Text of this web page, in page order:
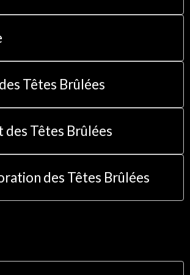
Têtes Brûlées
des Têtes Brûlées
des Têtes Brûlées